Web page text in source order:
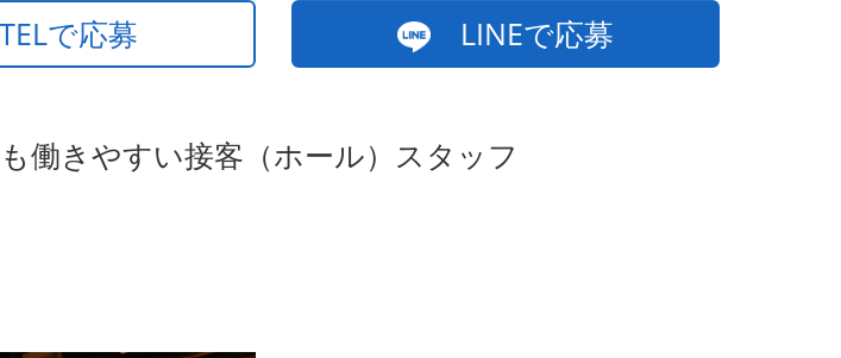
で応募 LINEで応募
働きやすい接客（ホール）スタッフ